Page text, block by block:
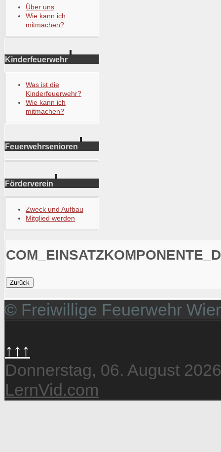
Über uns
Wie kann ich
mitmachen?
Kinderfeuerwehr
Was ist die
Kinderfeuerwehr?
Wie kann ich
mitmachen?
Feuerwehrsenioren
Förderverein
Zweck und Aufbau
Mitglied werden
© Freiwillige Feuerwehr
↑↑↑
Donnerstag, 06. August 2026
LernVid.com